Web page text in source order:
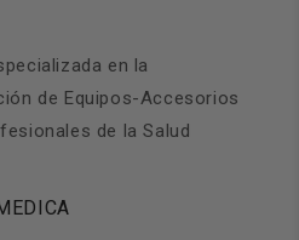
en la
de Equipos-Accesorios
de la Salud